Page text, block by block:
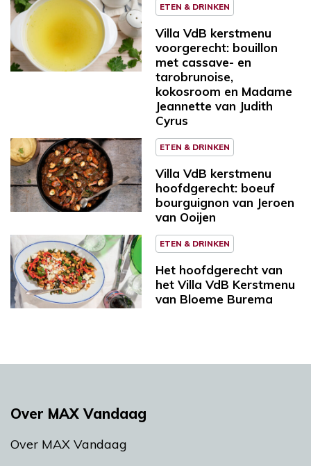
ETEN & DRINKEN
Villa VdB kerstmenu
voorgerecht: bouillon
met cassave- en
tarobrunoise,
kokosroom en Madame
Jeannette van Judith
Cyrus
ETEN & DRINKEN
Villa VdB kerstmenu
hoofdgerecht: boeuf
bourguignon van Jeroen
van Ooijen
ETEN & DRINKEN
Het hoofdgerecht van
het Villa VdB Kerstmenu
van Bloeme Burema
Over MAX Vandaag
Over MAX Vandaag